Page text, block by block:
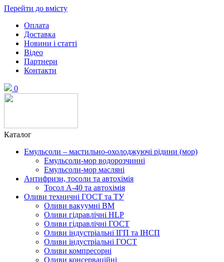
Перейти до вмісту
Оплата
Доставка
Новини і статті
Відео
Партнери
Контакти
0
Каталог
Емульсоли – мастильно-охолоджуючі рідини (мор)
Емульсоли-мор водорозчинні
Емульсоли-мор масляні
Антифризи, тосоли та автохімія
Тосол А-40 та автохімія
Оливи техничні ГОСТ та ТУ
Оливи вакуумні ВМ
Оливи гідравлічні HLP
Оливи гідравлічні ГОСТ
Оливи індустріальні ІГП та ІНСП
Оливи індустріальні ГОСТ
Оливи компресорні
Оливи консерваційні